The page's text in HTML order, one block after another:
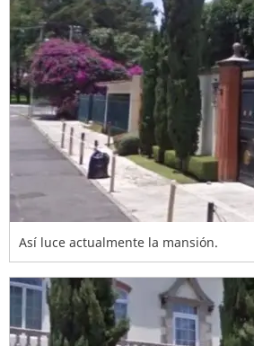
Así luce actualmente la mansión.